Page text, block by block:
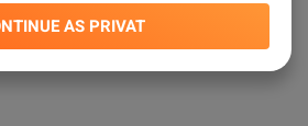
AS PRIVAT